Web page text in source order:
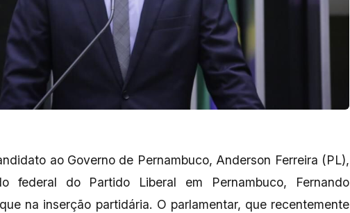
ao Governo de Pernambuco, Anderson Ferreira (PL),
federal do Partido Liberal em Pernambuco, Fernando
na inserção partidária. O parlamentar, que recentemente